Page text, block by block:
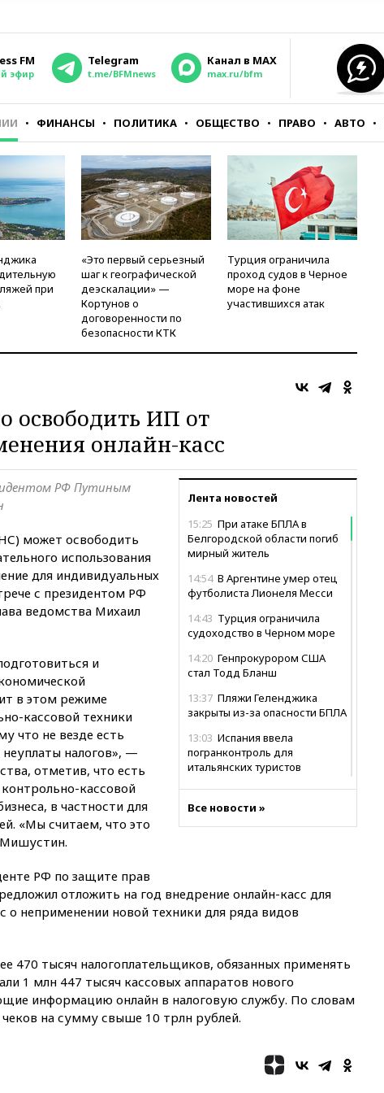
FM
эфир
Telegram
t.me/BFMnews
Канал в MAX
max.ru/bfm
ФИНАНСЫ ПОЛИТИКА ОБЩЕСТВО ПРАВО АВТО
при
«Это первый серьезный
шаг к географической
деэскалации» —
Кортунов о
договоренности по
безопасности КТК
Турция ограничила
проход судов в Черное
море на фоне
участившихся атак
освободить ИП от
онлайн-касс
Лента новостей
15:25 При атаке БПЛА в
Белгородской области погиб
мирный житель
14:54 В Аргентине умер отец
футболиста Лионеля Месси
14:43 Турция ограничила
судоходство в Черном море
14:20 Генпрокурором США
стал Тодд Бланш
13:37 Пляжи Геленджика
закрыты из-за опасности БПЛА
13:03 Испания ввела
погранконтроль для
итальянских туристов
12:27Возгорание на Ильском
НПЗ, вызванное атакой БПЛА,
11:07При столкновении
катера и лодки под Самарой
«Новороссия» восстановлено
09:55 Силы ПВО перехватили
за утро 85 БПЛА над
территорией РФ
загорелся после падения
обломков дрона
Все новости »
РФ Путиным
может освободить
использования
для индивидуальных
с президентом РФ
ведомства Михаил
и
в этом режиме
кассовой техники
что не везде есть
налогов», —
отметив, что есть
кассовой
в частности для
«Мы считаем, что это
РФ по защите прав
отложить на год внедрение онлайн-касс для
о неприменении новой техники для ряда видов
470 тысяч налогоплательщиков, обязанных применять
1 млн 447 тысяч кассовых аппаратов нового
информацию онлайн в налоговую службу. По словам
на сумму свыше 10 трлн рублей.